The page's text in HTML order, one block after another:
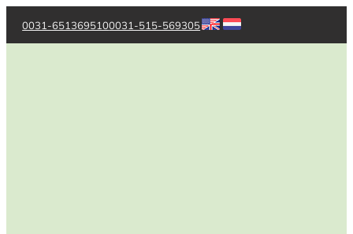
0031-6513695100031-515-569305